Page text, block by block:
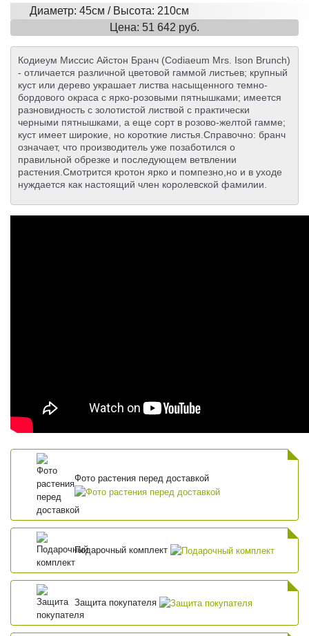
Диаметр: 45см / Высота: 210см
Цена: 51 642 руб.
Кодиеум Миссис Айстон Бранч (Codiaeum Mrs. Ison Brunch)
- отличается различной цветовой гаммой листьев; крупный
куст или дерево украшает листва насыщенного темно-
бордового окраса с ярко-розовыми пятнышками; имеется
разновидность с золотистой листвой с практически
черными пятнышками, а еще сорт в розово-желтой гамме;
куст имеет широкие, но короткие листья.Справочно: бранч
означает, что производитель уже позаботился о
правильной обрезке и последующем ветвлении
растения.Смотрится кротон ярко и помпезно,но и в уходе
нуждается как настоящий член королевской фамилии.
Фото растения перед доставкой
Подарочный комплект
Защита покупателя